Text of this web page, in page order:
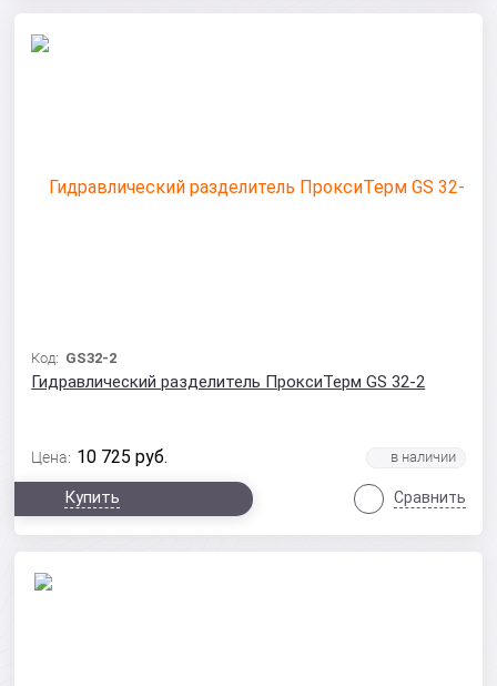
Код: GS32-2
Гидравлический разделитель ПроксиТерм GS 32-2
Цена: 10 725 руб.
Купить Сравнить